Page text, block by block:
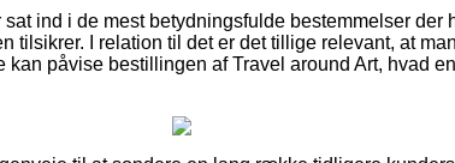
ind i de mest betydningsfulde bestemmelser der
tilsikrer. I relation til det er det tillige relevant, at
påvise bestillingen af Travel around Art, hvad